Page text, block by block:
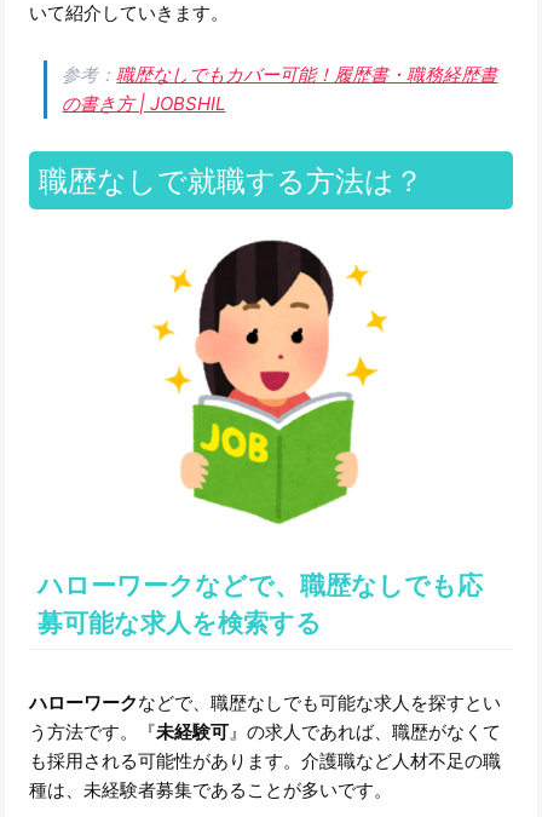
いて紹介していきます。
参考：職歴なしでもカバー可能！履歴書・職務経歴書
の書き方 | JOBSHIL
職歴なしで就職する方法は？
ハローワークなどで、職歴なしでも応
募可能な求人を検索する
ハローワークなどで、職歴なしでも可能な求人を探すとい
う方法です。『未経験可 』の求人であれば、職歴がなくて
も採用される可能性があります。介護職など人材不足の職
種は、未経験者募集であることが多いです。